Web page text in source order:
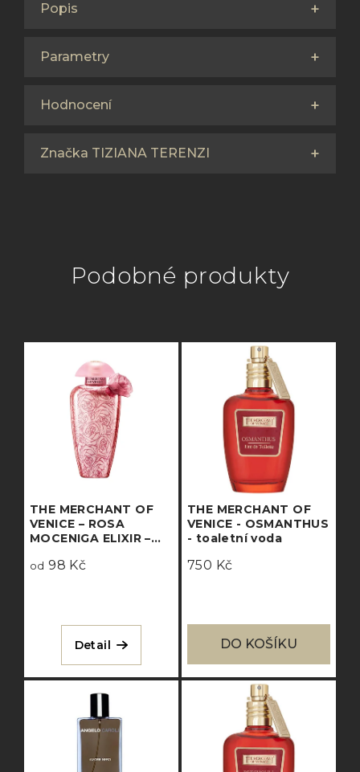
Popis
Parametry
Hodnocení
Značka TIZIANA TERENZI
Podobné produkty
THE MERCHANT OF
VENICE – ROSA
MOCENIGA ELIXIR –
concentrée
od 98 Kč
Detail
THE MERCHANT OF
VENICE - OSMANTHUS
- toaletní voda
750 Kč
DO KOŠÍKU